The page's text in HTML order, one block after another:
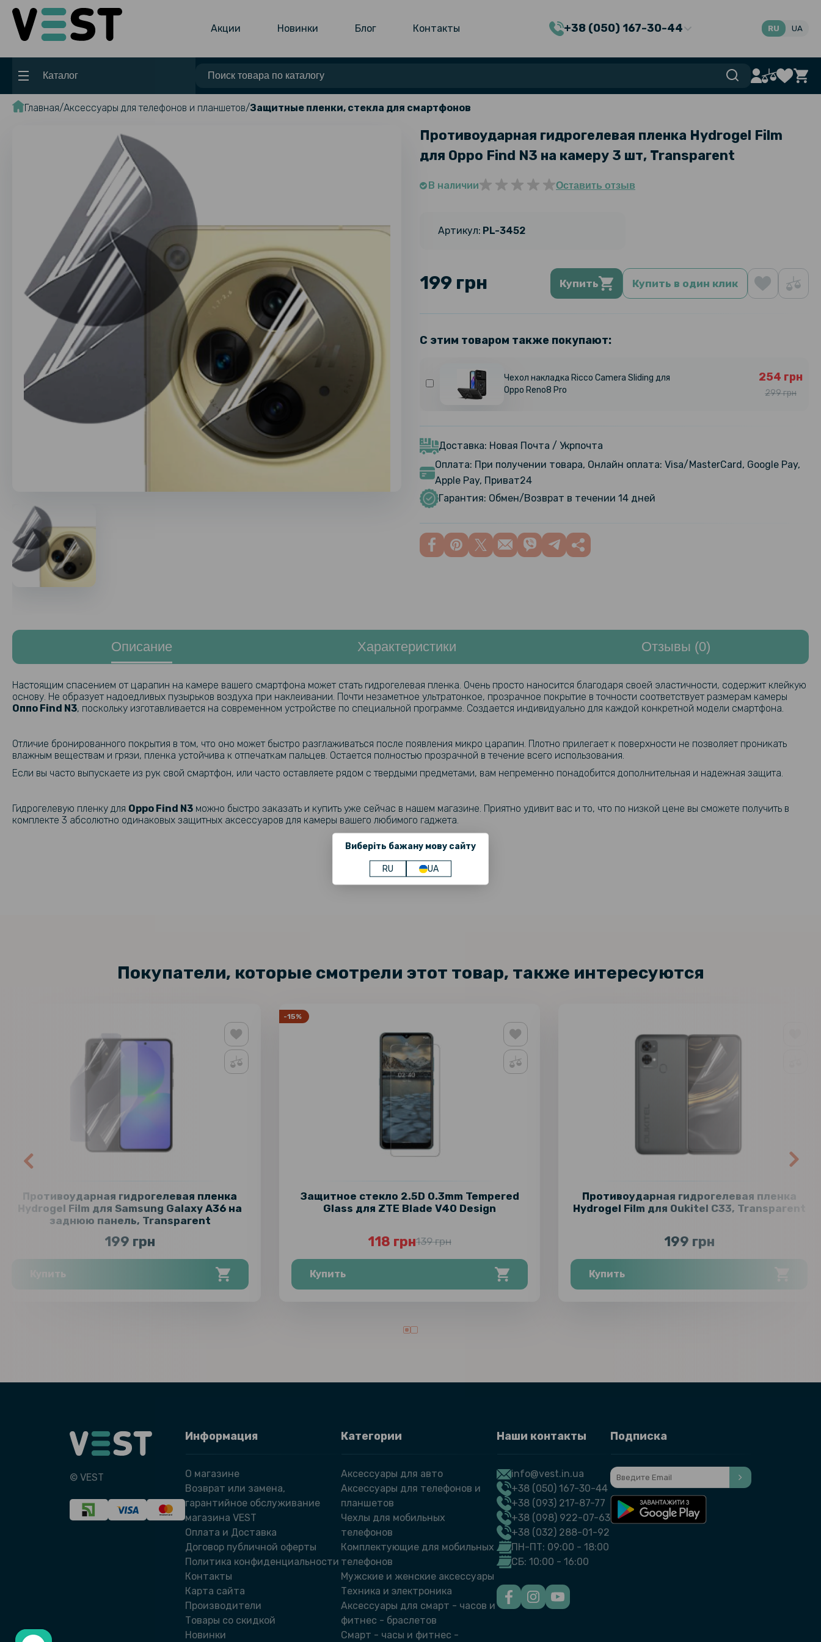
Акции Новинки Блог Контакты +38 (050) 167-30-44
Виберіть бажану мову сайту
RU UA
RU UA
Каталог
Главная Аксессуары для телефонов и планшетов Защитные пленки, стекла для смартфонов
Противоударная гидрогелевая пленка Hydrogel Film
для Oppo Find N3 на камеру 3 шт, Transparent
В наличии Оставить отзыв
Артикул: PL-3452
199 грн Купить Купить в один клик
С этим товаром также покупают:
Чехол накладка Ricco Camera Sliding для
Oppo Reno8 Pro
254 грн
299 грн
Доставка: Новая Почта / Укрпочта
Оплата: При получении товара, Онлайн оплата: Visa/MasterCard, Google Pay,
Apple Pay, Приват24
Гарантия: Обмен/Возврат в течении 14 дней
Описание Характеристики Отзывы (0)
Настоящим спасением от царапин на камере вашего смартфона может стать гидрогелевая пленка. Очень просто наносится благодаря своей эластичности, содержит клейкую
основу. Не образует надоедливых пузырьков воздуха при наклеивании. Почти незаметное ультратонкое, прозрачное покрытие в точности соответствует размерам камеры
Оппо Find N3, поскольку изготавливается на современном устройстве по специальной программе. Создается индивидуально для каждой конкретной модели смартфона.
Отличие бронированного покрытия в том, что оно может быстро разглаживаться после появления микро царапин. Плотно прилегает к поверхности не позволяет проникать
влажным веществам и грязи, пленка устойчива к отпечаткам пальцев. Остается полностью прозрачной в течение всего использования.
Если вы часто выпускаете из рук свой смартфон, или часто оставляете рядом с твердыми предметами, вам непременно понадобится дополнительная и надежная защита.
Гидрогелевую пленку для Oppo Find N3 можно быстро заказать и купить уже сейчас в нашем магазине. Приятно удивит вас и то, что по низкой цене вы сможете получить в
комплекте 3 абсолютно одинаковых защитных аксессуаров для камеры вашего любимого гаджета.
Покупатели, которые смотрели этот товар, также интересуются
Противоударная гидрогелевая пленка
Hydrogel Film для Samsung Galaxy A36 на
заднюю панель, Transparent
199 грн
Купить
-15%
Защитное стекло 2.5D 0.3mm Tempered
Glass для ZTE Blade V40 Design
118 грн139 грн
Купить
Противоударная гидрогелевая пленка
Hydrogel Film для Oukitel C33, Transparent
199 грн
Купить
© VEST
Информация
О магазине
Возврат или замена,
гарантийное обслуживание
магазина VEST
Оплата и Доставка
Договор публичной оферты
Политика конфиденциальности
Контакты
Карта сайта
Производители
Товары со скидкой
Новинки
Категории
Аксессуары для авто
Аксессуары для телефонов и
планшетов
Чехлы для мобильных
телефонов
Комплектующие для мобильных
телефонов
Мужские и женские аксессуары
Техника и электроника
Аксессуары для смарт - часов и
фитнес - браслетов
Смарт - часы и фитнес -
Наши контакты
info@vest.in.ua
+38 (050) 167-30-44
+38 (093) 217-87-77
+38 (098) 922-07-63
+38 (032) 288-01-92
ПН-ПТ: 09:00 - 18:00
СБ: 10:00 - 16:00
Подписка